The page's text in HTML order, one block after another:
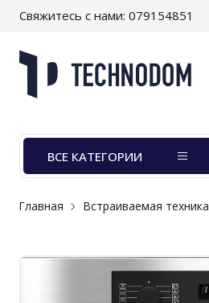
Свяжитесь с нами: 079154851
ВСЕ КАТЕГОРИИ
Главная Встраиваемая техника